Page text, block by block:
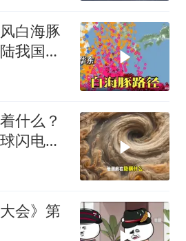
白海豚
我国沿
什么？
闪电，
会》第